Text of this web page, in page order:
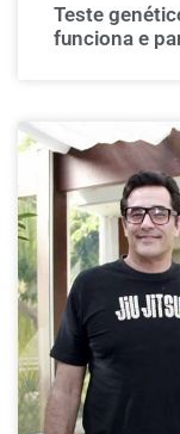
Teste
funciona e